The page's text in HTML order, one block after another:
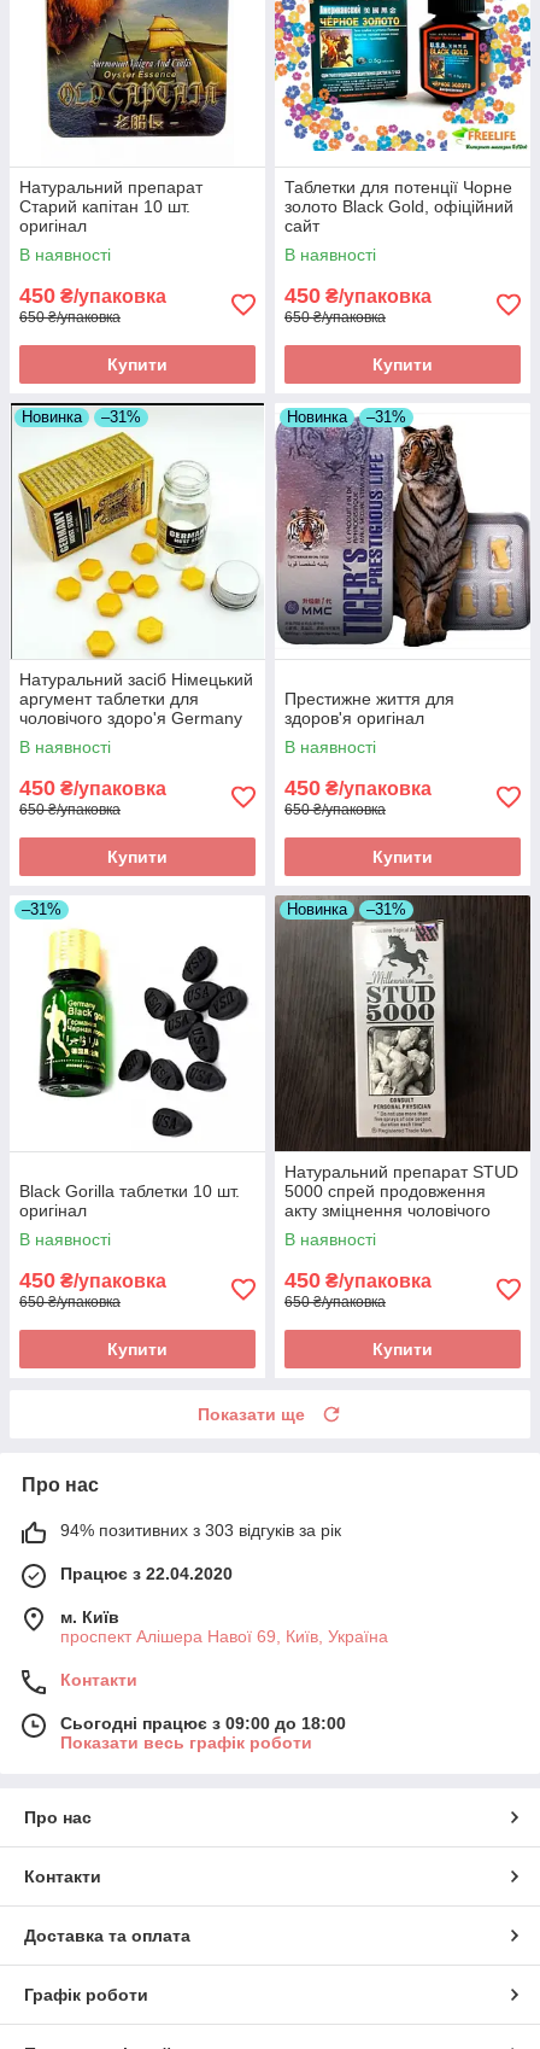
Натуральний препарат
Старий капітан 10 шт.
оригінал
В наявності
450 ₴/упаковка
650 ₴/упаковка
Купити
Таблетки для потенції Чорне
золото Black Gold, офіційний
сайт
В наявності
450 ₴/упаковка
650 ₴/упаковка
Купити
Новинка –31%
Натуральний засіб Німецький
аргумент таблетки для
чоловічого здоро'я Germany
must state оригінал
В наявності
450 ₴/упаковка
650 ₴/упаковка
Купити
Новинка –31%
Престижне життя для
здоров'я оригінал
В наявності
450 ₴/упаковка
650 ₴/упаковка
Купити
–31%
Black Gorilla таблетки 10 шт.
оригінал
В наявності
450 ₴/упаковка
650 ₴/упаковка
Купити
Новинка –31%
Натуральний препарат STUD
5000 спрей продовження
акту зміцнення чоловічого
здоров'я 2 оригінал
В наявності
450 ₴/упаковка
650 ₴/упаковка
Купити
Показати ще
Про нас
94% позитивних з 303 відгуків за рік
Працює з 22.04.2020
м. Київ
проспект Алішера Навої 69, Київ, Україна
Контакти
Сьогодні працює з 09:00 до 18:00
Показати весь графік роботи
Про нас
Контакти
Доставка та оплата
Графік роботи